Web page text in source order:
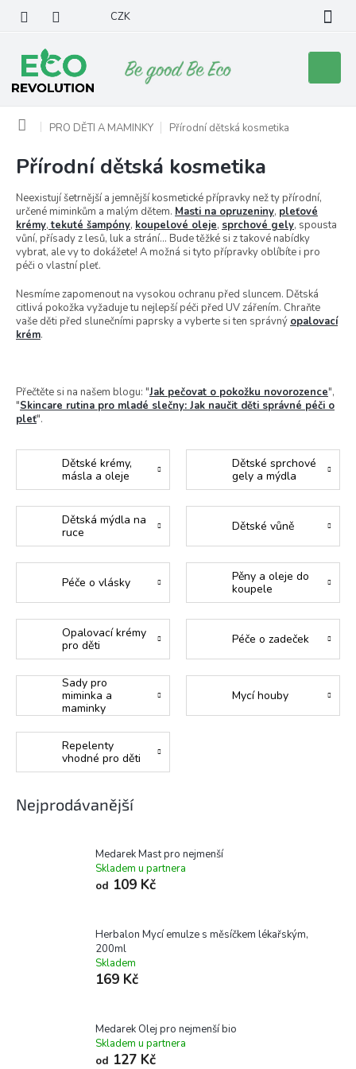
obsah
CZK
košík
Domů PRO DĚTI A MAMINKY Přírodní dětská kosmetika
Přírodní dětská kosmetika
Neexistují šetrnější a jemnější kosmetické přípravky než ty přírodní,
určené miminkům a malým dětem. Masti na opruzeniny, pleťové
krémy, tekuté šampóny, koupelové oleje, sprchové gely, spousta
vůní, přísady z lesů, luk a strání… Bude těžké si z takové nabídky
vybrat, ale vy to dokážete! A možná si tyto přípravky oblíbíte i pro
péči o vlastní pleť.
Nesmíme zapomenout na vysokou ochranu před sluncem. Dětská
citlivá pokožka vyžaduje tu nejlepší péči před UV zářením. Chraňte
vaše děti před slunečními paprsky a vyberte si ten správný opalovací
krém.
Přečtěte si na našem blogu: "Jak pečovat o pokožku novorozence",
"Skincare rutina pro mladé slečny: Jak naučit děti správné péči o
pleť".
Dětské krémy,
másla a oleje
Dětské sprchové
gely a mýdla
Dětská mýdla na
ruce
Dětské vůně
Péče o vlásky
Pěny a oleje do
koupele
Opalovací krémy
pro děti
Péče o zadeček
Sady pro
miminka a
maminky
Mycí houby
Repelenty
vhodné pro děti
Nejprodávanější
Medarek Mast pro nejmenší
Skladem u partnera
od 109 Kč
Herbalon Mycí emulze s měsíčkem lékařským,
200ml
Skladem
169 Kč
Medarek Olej pro nejmenší bio
Skladem u partnera
od 127 Kč